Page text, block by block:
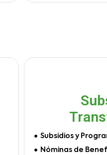
Subsidios y
Nóminas de